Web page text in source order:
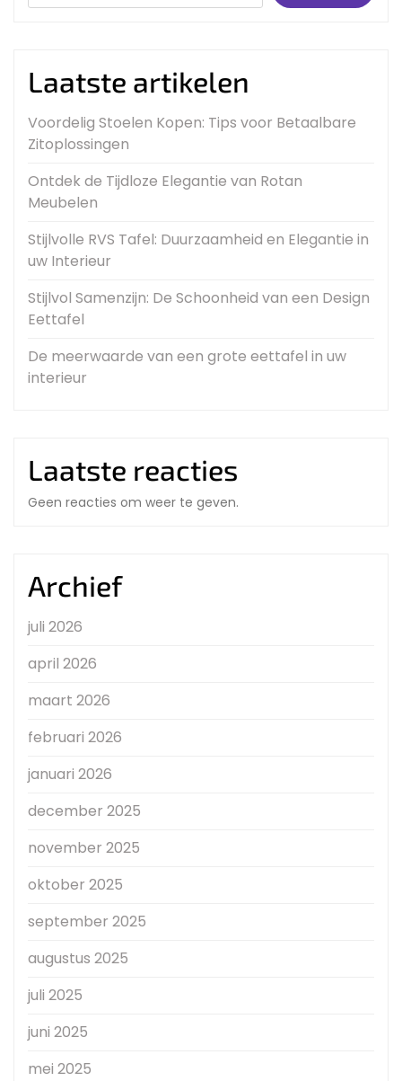
Laatste artikelen
Voordelig Stoelen Kopen: Tips voor Betaalbare
Zitoplossingen
Ontdek de Tijdloze Elegantie van Rotan
Meubelen
Stijlvolle RVS Tafel: Duurzaamheid en Elegantie in
uw Interieur
Stijlvol Samenzijn: De Schoonheid van een Design
Eettafel
De meerwaarde van een grote eettafel in uw
interieur
Laatste reacties
Geen reacties om weer te geven.
Archief
juli 2026
april 2026
maart 2026
februari 2026
januari 2026
december 2025
november 2025
oktober 2025
september 2025
augustus 2025
juli 2025
juni 2025
mei 2025